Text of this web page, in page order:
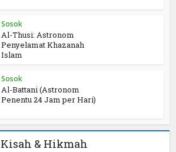
Sosok
Al-Thusi: Astronom
Penyelamat Khazanah
Islam
Sosok
Al-Battani (Astronom
Penentu 24 Jam per Hari)
Kisah & Hikmah